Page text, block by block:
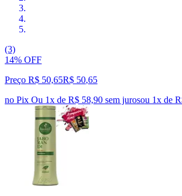
(3)
14% OFF
Preço R$ 50,65R$ 50,65
no Pix Ou 1x de R$ 58,90 sem jurosou 1x de